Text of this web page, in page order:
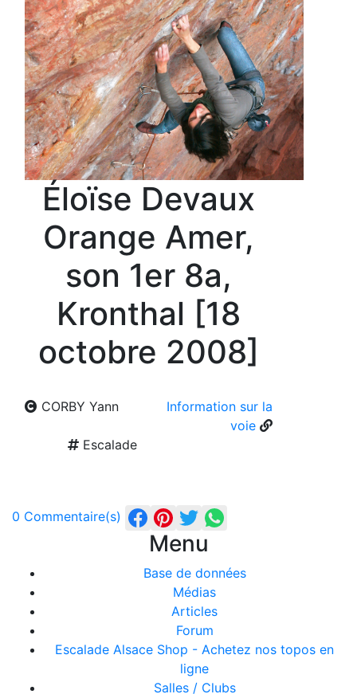
Éloïse Devaux
Orange Amer,
son 1er 8a,
Kronthal [18
octobre 2008]
CORBY Yann
Information sur la
voie
Escalade
0 Commentaire(s)
Menu
Base de données
Médias
Articles
Forum
Escalade Alsace Shop - Achetez nos topos en
ligne
Salles / Clubs